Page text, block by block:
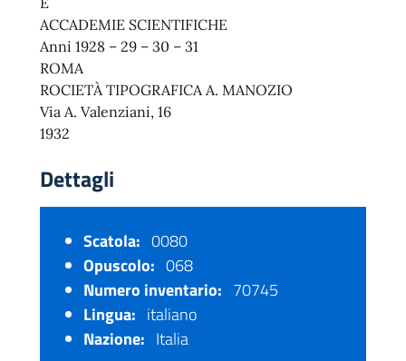
ACCADEMIE SCIENTIFICHE
Anni 1928 – 29 – 30 – 31
ROMA
ROCIETÀ TIPOGRAFICA A. MANOZIO
Via A. Valenziani, 16
1932
Dettagli
Scatola: 0080
Opuscolo: 068
Numero inventario: 70745
Lingua: italiano
Nazione: Italia